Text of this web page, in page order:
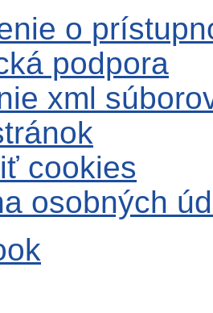
o
podpora
xml
cookies
osobných